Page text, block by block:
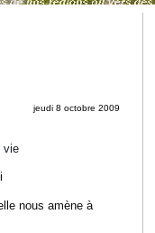
jeudi 8 octobre 2009
vie
nous amène à